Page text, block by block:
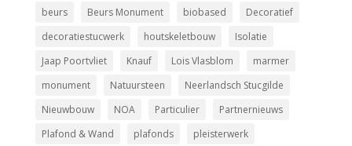
beurs
Beurs Monument biobased
Decoratief
decoratiestucwerk
houtskeletbouw
Isolatie
Jaap Poortvliet
Knauf Lois Vlasblom
marmer
monument
Natuursteen
Neerlandsch Stucgilde
Nieuwbouw
NOA Particulier
Partnernieuws
Plafond & Wand
plafonds
pleisterwerk